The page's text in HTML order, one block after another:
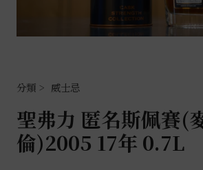
威士忌
聖弗力 匿名斯佩賽(
倫)2005 17年 0.7L